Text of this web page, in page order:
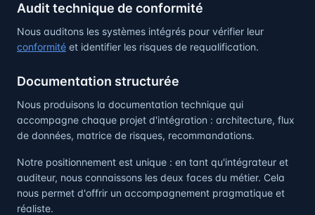
Audit technique de conformité
Nous auditons les systèmes intégrés pour vérifier leur
conformité et identifier les risques de requalification.
Documentation structurée
Nous produisons la documentation technique qui
accompagne chaque projet d'intégration : architecture, flux
de données, matrice de risques, recommandations.
Notre positionnement est unique : en tant qu'intégrateur et
auditeur, nous connaissons les deux faces du métier. Cela
nous permet d'offrir un accompagnement pragmatique et
réaliste.